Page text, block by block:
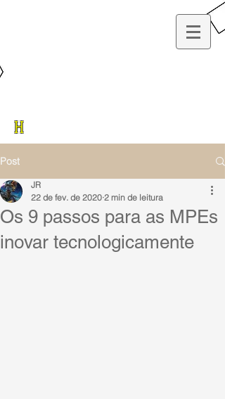
H
Post
Os 9 passos para as MPEs
inovar tecnologicamente
JR
22 de fev. de 2020 2 min de leitura